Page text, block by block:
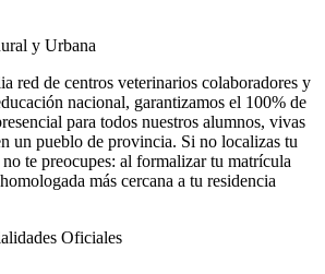
y Urbana
red de centros veterinarios colaboradores y
nacional, garantizamos el 100% de
para todos nuestros alumnos, vivas
un pueblo de provincia. Si no localizas tu
te preocupes: al formalizar tu matrícula
más cercana a tu residencia
Oficiales